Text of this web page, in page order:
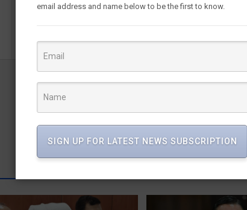
email address and name below to be the first to know.
SIGN UP FOR LATEST NEWS SUBSCRIPTION